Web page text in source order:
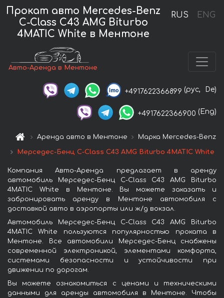
RUS ENG
Прокат авто Mercedes-Benz
C-Class C43 AMG Biturbo
4MATIC White в Ментоне
Авто-Аренда в Ментоне
+4917622366899 (рус, De)
+4917622366900 (Eng)
Аренда авто в Ментоне Марка Mercedes-Benz
Мерседес-Бенц C-Class C43 AMG Biturbo 4MATIC White
Компания Авто-Аренда предлагает в аренду
автомобиль Мерседес-Бенц C-Class C43 AMG Biturbo
4MATIC White в Ментоне. Вы можете заказать и
забронировать аренду в Ментоне автомобиля с
доставкой авто в аэропорты или ж/д вокзал.
Автомобиль Мерседес-Бенц C-Class C43 AMG Biturbo
4MATIC White пользуются популярностью проката в
Ментоне. Все автомобили Мерседес-Бенц снабжены
современной электроникой, элементами комфорта,
системами безопасности и устойчивости при
движении по дорогам.
Вы можете ознакомиться с ценами и техническими
данными для аренды автомобиля в Ментоне. Чтобы